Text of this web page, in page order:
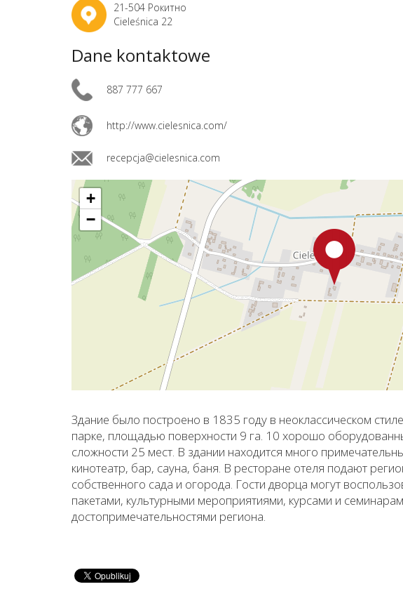
21-504 Рокитно
Cieleśnica 22
Dane kontaktowe
887 777 667
http://www.cielesnica.com/
recepcja@cielesnica.com
+
−
Здание было построено в 1835 году в неоклассическом
парке, площадью поверхности 9 га. 10 хорошо
сложности 25 мест. В здании находится много
кинотеатр, бар, сауна, баня. В ресторане отеля подают
собственного сада и огорода. Гости дворца могут
пакетами, культурными мероприятиями, курсами и
достопримечательностями региона.